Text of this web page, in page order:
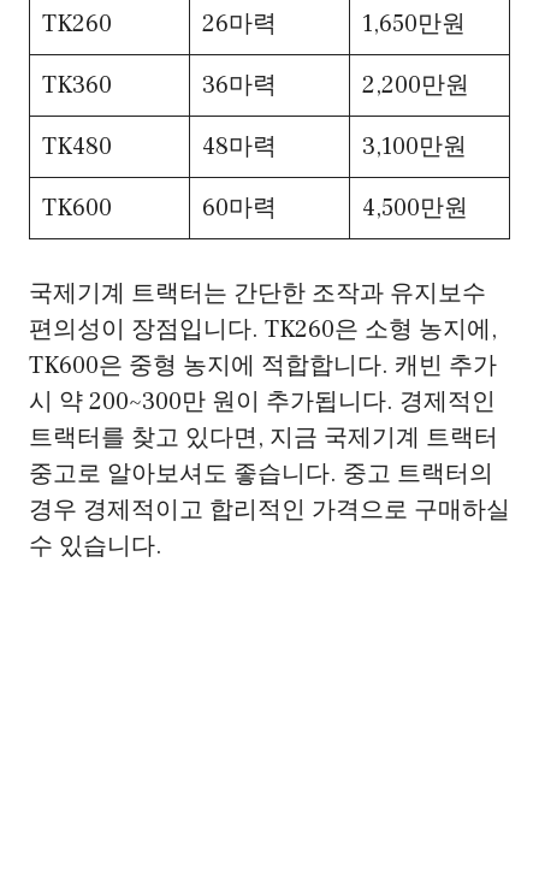
TK260 26마력
1,650만원
TK360
36마력
2,200만원
TK480
48마력
3,100만원
TK600
60마력 4,500만원
국제기계 트랙터는 간단한 조작과 유지보수
편의성이 장점입니다. TK260은 소형 농지에,
TK600은 중형 농지에 적합합니다. 캐빈 추가
시 약 200~300만 원이 추가됩니다. 경제적인
트랙터를 찾고 있다면, 지금 국제기계 트랙터
중고로 알아보셔도 좋습니다. 중고 트랙터의
경우 경제적이고 합리적인 가격으로 구매하실
수 있습니다.